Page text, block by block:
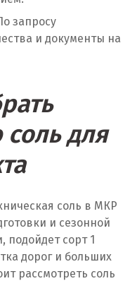
запросу
и документы на
для
соль в МКР
и сезонной
подойдет сорт 1
дорог и больших
рассмотреть соль